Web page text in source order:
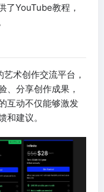
了YouTube教程，
术创作交流平台，
、分享创作成果，
互动不仅能够激发
和建议。